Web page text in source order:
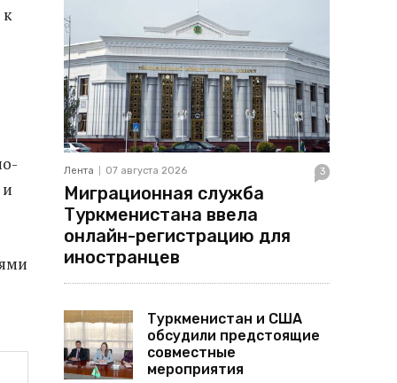
к
Лента 07 августа 2026 3
Миграционная служба
Туркменистана ввела
онлайн-регистрацию для
иностранцев
Туркменистан и США
обсудили предстоящие
совместные
мероприятия